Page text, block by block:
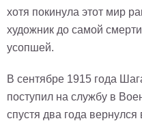
хотя покинула этот мир
художник до самой
усопшей.
В сентябре 1915 года
поступил на службу в
спустя два года